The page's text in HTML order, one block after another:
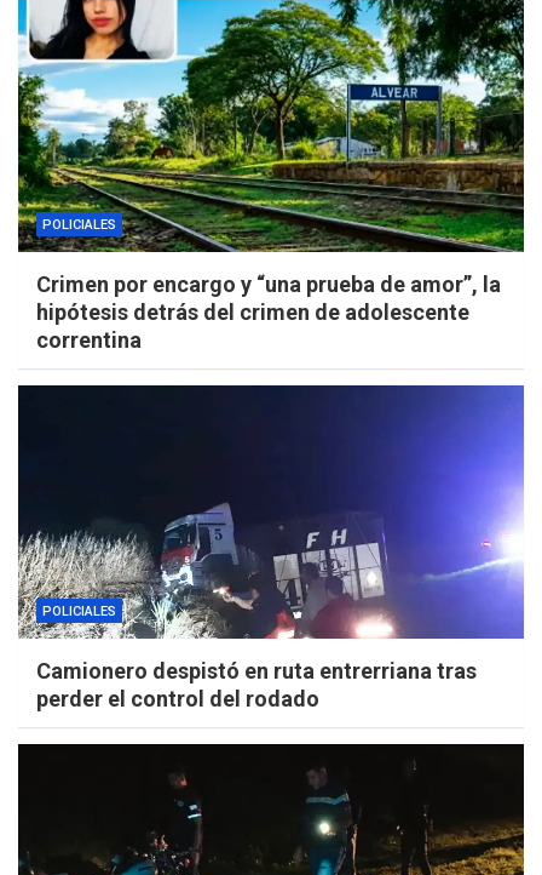
POLICIALES
Crimen por encargo y “una prueba de amor”, la
hipótesis detrás del crimen de adolescente
correntina
POLICIALES
Camionero despistó en ruta entrerriana tras
perder el control del rodado